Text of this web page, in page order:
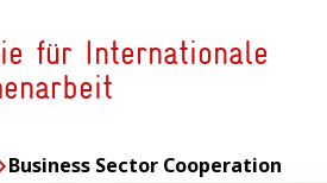
für Internationale
Business Sector Cooperation